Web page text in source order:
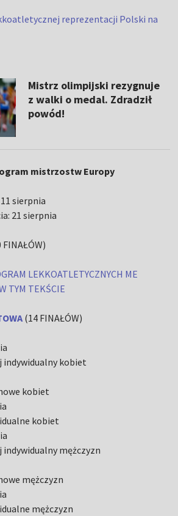
reprezentacji Polski na
Mistrz olimpijski rezygnuje
z walki o medal. Zdradził
powód!
mistrzostw Europy
sierpnia
21 sierpnia
FINAŁÓW)
LEKKOATLETYCZNYCH ME
TYM TEKŚCIE
(14 FINAŁÓW)
indywidualny kobiet
kobiet
kobiet
indywidualny mężczyzn
mężczyzn
mężczyzn